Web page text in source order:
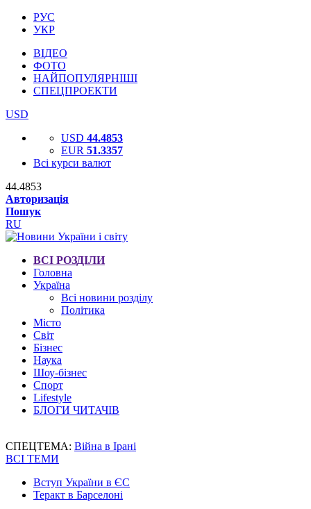
РУС
УКР
ВІДЕО
ФОТО
НАЙПОПУЛЯРНІШІ
СПЕЦПРОЕКТИ
USD
USD 44.4853
EUR 51.3357
Всі курси валют
44.4853
Авторизація
Пошук
RU
ВСІ РОЗДІЛИ
Головна
Україна
Всі новини розділу
Політика
Місто
Світ
Бізнес
Наука
Шоу-бізнес
Спорт
Lifestyle
БЛОГИ ЧИТАЧІВ
СПЕЦТЕМА: Війна в Ірані
ВСІ ТЕМИ
Вступ України в ЄС
Теракт в Барселоні